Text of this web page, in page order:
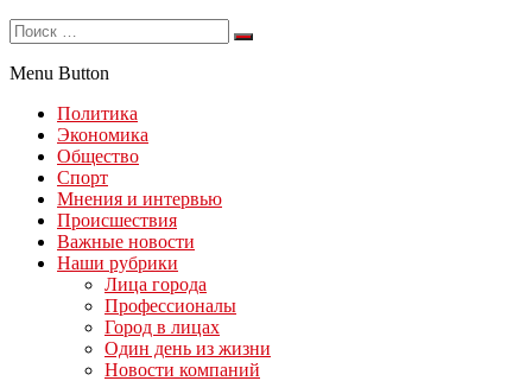
Menu Button
Политика
Экономика
Общество
Спорт
Мнения и интервью
Происшествия
Важные новости
Наши рубрики
Лица города
Профессионалы
Город в лицах
Один день из жизни
Новости компаний